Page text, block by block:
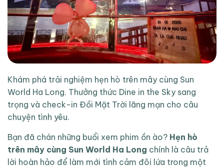
Khám phá trải nghiệm hẹn hò trên mây cùng Sun
World Ha Long. Thưởng thức Dine in the Sky sang
trọng và check-in Đồi Mặt Trời lãng mạn cho câu
chuyện tình yêu.
Bạn đã chán những buổi xem phim ồn ào? Hẹn hò
trên mây cùng Sun World Ha Long chính là câu trả
lời hoàn hảo để làm mới tình cảm đôi lứa trong một